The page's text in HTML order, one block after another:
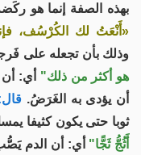
بهذه الصفة إنما هو
«أَنْعَتُ لك الكُرْسُف،
وذلك بأن تجعله على
هو أكثر من ذلك" أي: أن
أن يؤدى به الغَرَضُ.
ثوبا حتى يكون كثيفا
أَثُجُّ ثَجًّا" أي: أن الدم